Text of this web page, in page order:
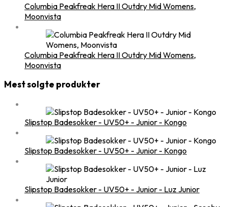
Columbia Peakfreak Hera II Outdry Mid Womens,
Moonvista
Columbia Peakfreak Hera II Outdry Mid Womens,
Moonvista
Mest solgte produkter
Slipstop Badesokker - UV50+ - Junior - Kongo
Slipstop Badesokker - UV50+ - Junior - Kongo
Slipstop Badesokker - UV50+ - Junior - Luz Junior